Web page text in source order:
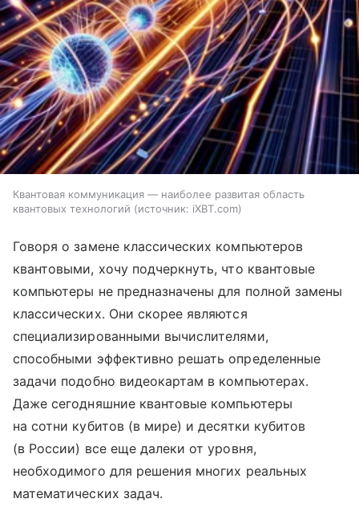
Квантовая коммуникация — наиболее развитая область
квантовых технологий
источник: iXBT.com
Говоря о замене классических компьютеров
квантовыми, хочу подчеркнуть, что квантовые
компьютеры не предназначены для полной замены
классических. Они скорее являются
специализированными вычислителями,
способными эффективно решать определенные
задачи подобно видеокартам в компьютерах.
Даже сегодняшние квантовые компьютеры
на сотни кубитов (в мире) и десятки кубитов
(в России) все еще далеки от уровня,
необходимого для решения многих реальных
математических задач.